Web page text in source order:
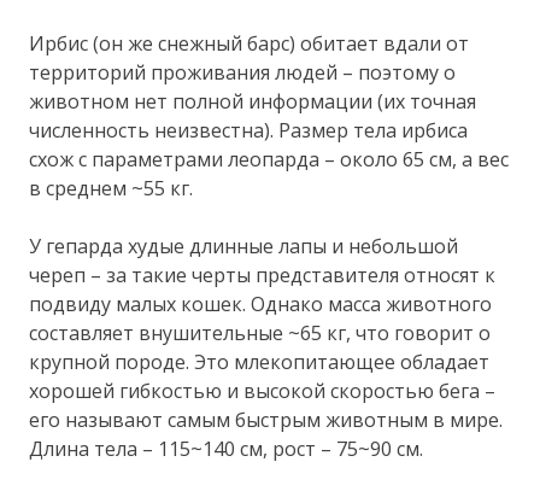
Ирбис (он же снежный барс) обитает вдали от
территорий проживания людей – поэтому о
животном нет полной информации (их точная
численность неизвестна). Размер тела ирбиса
схож с параметрами леопарда – около 65 см, а вес
в среднем ~55 кг.
У гепарда худые длинные лапы и небольшой
череп – за такие черты представителя относят к
подвиду малых кошек. Однако масса животного
составляет внушительные ~65 кг, что говорит о
крупной породе. Это млекопитающее обладает
хорошей гибкостью и высокой скоростью бега –
его называют самым быстрым животным в мире.
Длина тела – 115~140 см, рост – 75~90 см.